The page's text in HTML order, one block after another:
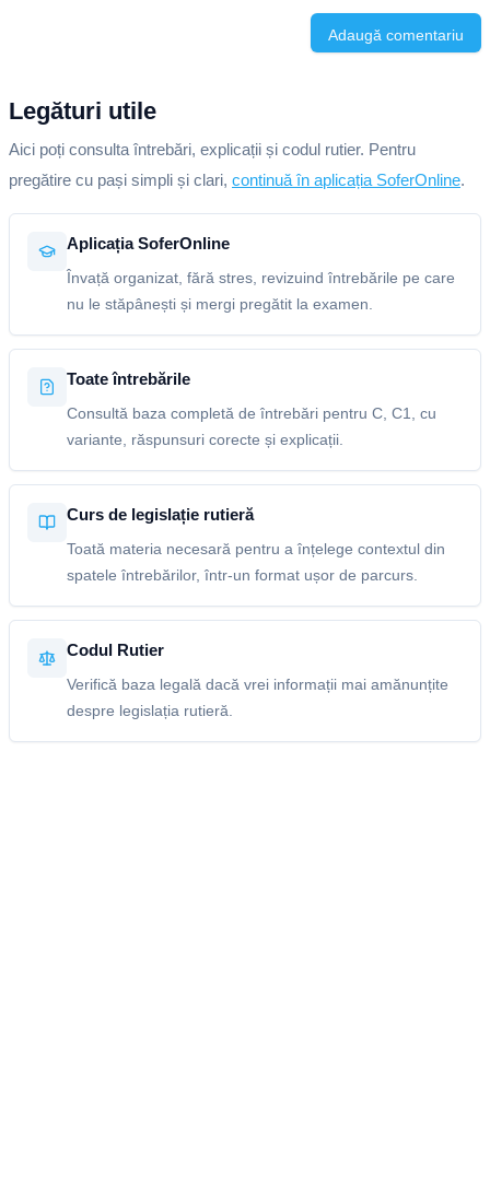
Adaugă comentariu
Legături utile
Aici poți consulta întrebări, explicații și codul rutier. Pentru
pregătire cu pași simpli și clari, continuă în aplicația SoferOnline.
Aplicația SoferOnline
Învață organizat, fără stres, revizuind întrebările pe care
nu le stăpânești și mergi pregătit la examen.
Toate întrebările
Consultă baza completă de întrebări pentru C, C1, cu
variante, răspunsuri corecte și explicații.
Curs de legislație rutieră
Toată materia necesară pentru a înțelege contextul din
spatele întrebărilor, într-un format ușor de parcurs.
Codul Rutier
Verifică baza legală dacă vrei informații mai amănunțite
despre legislația rutieră.